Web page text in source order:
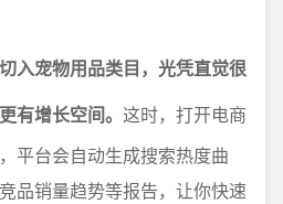
入宠物用品类目，光凭直觉很
有增长空间。 这时，打开电商
平台会自动生成搜索热度曲
品销量趋势等报告，让你快速